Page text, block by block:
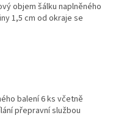
objem šálku naplněného
1,5 cm od okraje se
balení 6 ks včetně
přepravní službou